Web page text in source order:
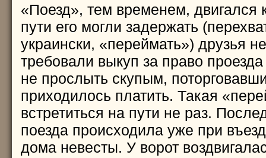
«Поезд», тем временем, двигался
пути его могли задержать
украински, «переймать») друзья
требовали выкуп за право
не прослыть скупым,
приходилось платить. Такая
встретиться на пути не раз.
поезда происходила уже при
дома невесты. У ворот